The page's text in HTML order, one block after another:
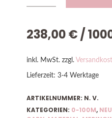
238,00€/
inkl. MwSt. zzgl.
Lieferzeit: 3-4 Werktage
ARTIKELNUMMER: N. V.
KATEGORIEN: 0-100M,